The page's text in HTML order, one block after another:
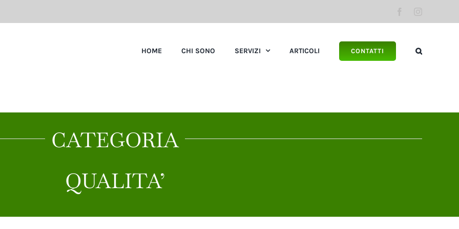
HOME CHI SONO SERVIZI ARTICOLI CONTATTI
CATEGORIA
QUALITA’